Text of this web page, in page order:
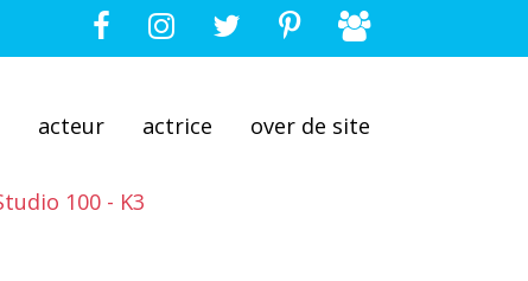
acteur actrice over de site